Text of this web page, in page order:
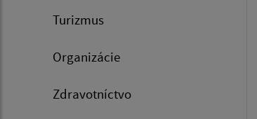
Turizmus
Organizácie
Zdravotníctvo